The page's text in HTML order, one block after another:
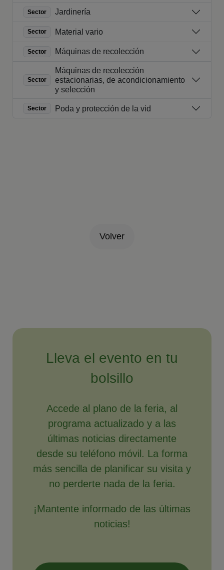
Sector Jardinería
Sector Material vario
Sector Máquinas de recolección
Sector
Máquinas de recolección
estacionarias, de acondicionamiento
y selección
Sector Poda y protección de la vid
Volver
Lleva el evento en tu
bolsillo
Accede al plano de la feria, al
programa actualizado y a las
últimas noticias directamente
desde su teléfono móvil. La forma
más sencilla de planificar su visita y
no perderte nada de la feria.
¡Mantente informado de las últimas
noticias!